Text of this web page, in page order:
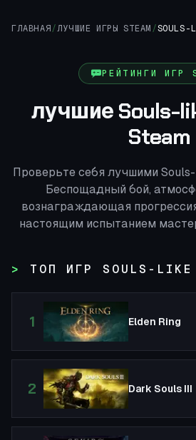
ГЛАВНАЯ /ЛУЧШИЕ ИГРЫ STEAM /SOULS-
РЕЙТИНГИ ИГР
лучшие Souls-
Steam
Проверьте себя лучшими
Беспощадный бой,
вознаграждающая
настоящим испытанием
ТОП ИГР SOULS-LIKE
1 Elden Ring
2 Dark Souls III